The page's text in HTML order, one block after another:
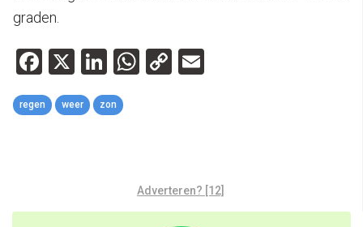
graden.
Facebook
X LinkedIn
WhatsApp
Copy
regen weer zon
Adverteren? [12]